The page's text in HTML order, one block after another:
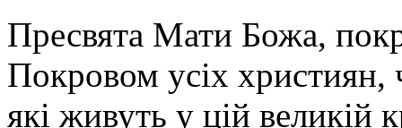
Пресвята Мати Божа,
Покровом усіх християн,
які живуть у цій великій